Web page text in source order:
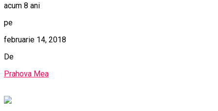
acum 8 ani
pe
februarie 14, 2018
De
Prahova Mea